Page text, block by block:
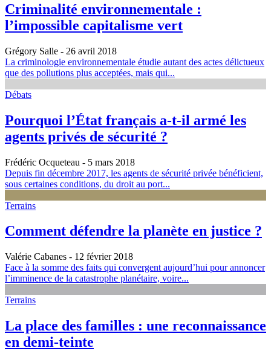
Criminalité environnementale :
l’impossible capitalisme vert
Grégory Salle - 26 avril 2018
La criminologie environnementale étudie autant des actes délictueux
que des pollutions plus acceptées, mais qui...
Débats
Pourquoi l’État français a-t-il armé les
agents privés de sécurité ?
Frédéric Ocqueteau - 5 mars 2018
Depuis fin décembre 2017, les agents de sécurité privée bénéficient,
sous certaines conditions, du droit au port...
Terrains
Comment défendre la planète en justice ?
Valérie Cabanes - 12 février 2018
Face à la somme des faits qui convergent aujourd’hui pour annoncer
l’imminence de la catastrophe planétaire, voire...
Terrains
La place des familles : une reconnaissance
en demi-teinte